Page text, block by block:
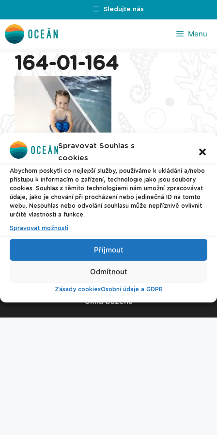
Spravovat Souhlas s
cookies
Abychom poskytli co nejlepší služby, používáme k ukládání a/nebo
přístupu k informacím o zařízení, technologie jako jsou soubory
cookies. Souhlas s těmito technologiemi nám umožní zpracovávat
údaje, jako je chování při procházení nebo jedinečná ID na tomto
webu. Nesouhlas nebo odvolání souhlasu může nepříznivě ovlivnit
určité vlastnosti a funkce.
Spravovat možnosti
Příjmout
Odmítnout
Zásady cookiesOsobní údaje a GDPR
na
obsah
Sledujte nás
Menu
164-01-164
© 2026 Plavecké centrum Oceán
Úklid bazénu